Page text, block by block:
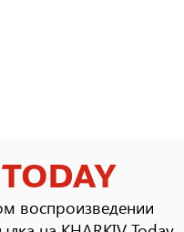
воспроизведении